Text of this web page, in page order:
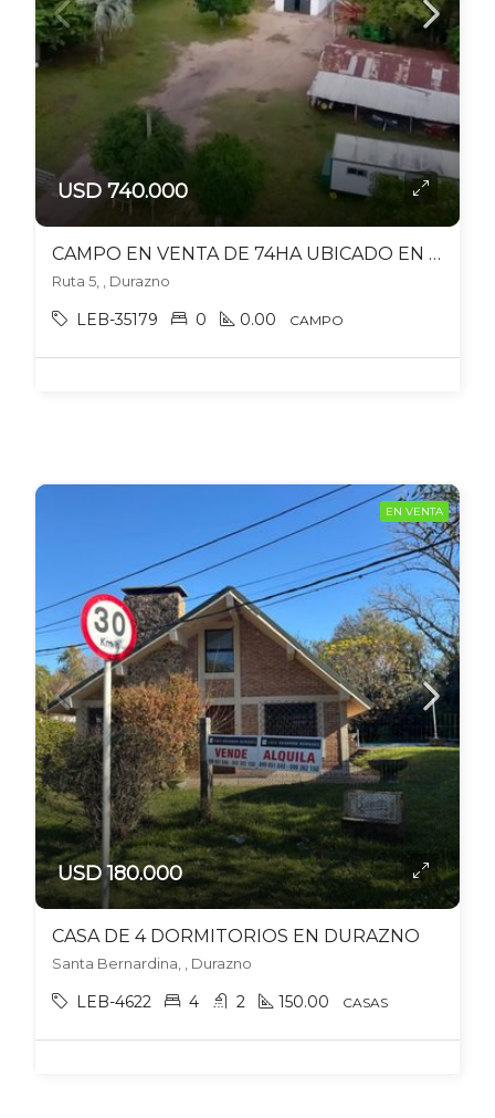
USD 740.000
CAMPO EN VENTA DE 74HA UBICADO EN DURAZNO
Ruta 5, , Durazno
LEB-35179 0 0.00 CAMPO
EN VENTA
USD 180.000
CASA DE 4 DORMITORIOS EN DURAZNO
Santa Bernardina, , Durazno
LEB-4622 4 2 150.00 CASAS